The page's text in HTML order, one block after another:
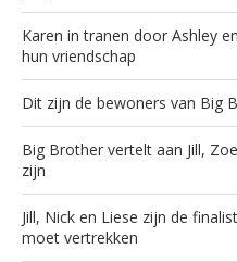
Karen in tranen door Ashley
hun vriendschap
Dit zijn de bewoners van Big
Big Brother vertelt aan Jill,
zijn
Jill, Nick en Liese zijn de
moet vertrekken